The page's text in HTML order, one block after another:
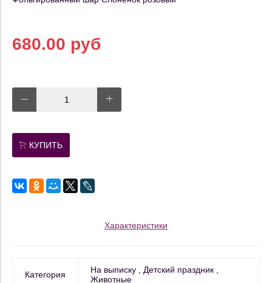
680.00 руб
КУПИТЬ
Характеристики
Категория На выписку
Детский праздник
Животные